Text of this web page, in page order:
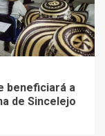
beneficiará a
de Sincelejo